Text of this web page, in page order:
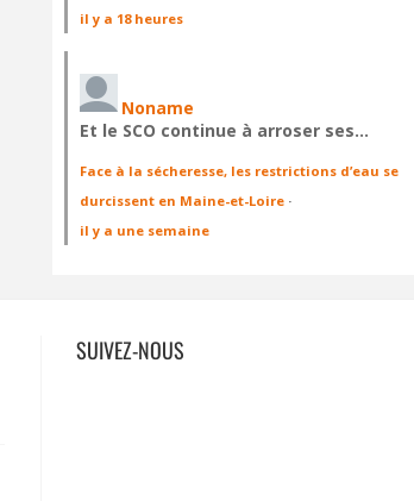
il y a 18 heures
Noname
Et le SCO continue à arroser ses…
Face à la sécheresse, les restrictions d’eau se
durcissent en Maine-et-Loire ·
il y a une semaine
SUIVEZ-NOUS